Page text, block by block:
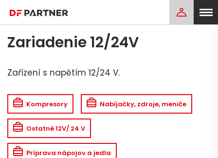
Zariadenie 12/24V
Zařízení s napětím 12/24 V.
Kompresory Nabíjačky, zdroje, meniče
Ostatné 12V/ 24 V
Príprava nápojov a jedla